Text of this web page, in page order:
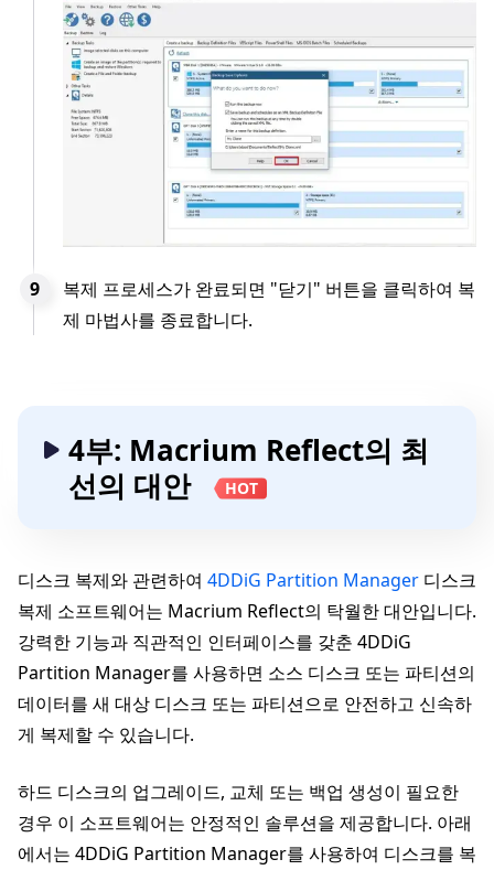
복제 프로세스가 완료되면 "닫기" 버튼을 클릭하여 복
제 마법사를 종료합니다.
4부: Macrium Reflect의 최
선의 대안
HOT
디스크 복제와 관련하여 4DDiG Partition Manager 디스크
복제 소프트웨어는 Macrium Reflect의 탁월한 대안입니다.
강력한 기능과 직관적인 인터페이스를 갖춘 4DDiG
Partition Manager를 사용하면 소스 디스크 또는 파티션의
데이터를 새 대상 디스크 또는 파티션으로 안전하고 신속하
게 복제할 수 있습니다.
하드 디스크의 업그레이드, 교체 또는 백업 생성이 필요한
경우 이 소프트웨어는 안정적인 솔루션을 제공합니다. 아래
에서는 4DDiG Partition Manager를 사용하여 디스크를 복